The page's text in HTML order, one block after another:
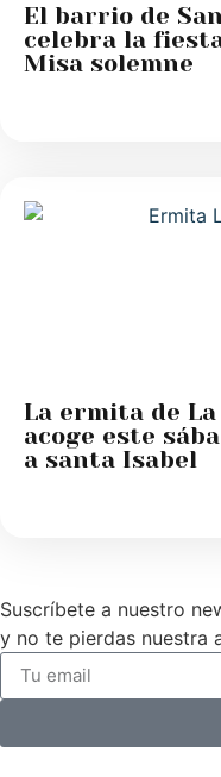
El barrio de
celebra la
Misa solemne
La ermita de
acoge este
a santa Isabel
Suscríbete a nuestro
y no te pierdas nuestra